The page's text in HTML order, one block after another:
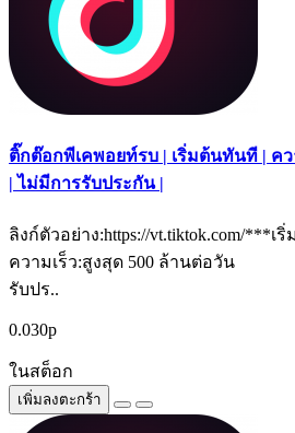
ติ๊กต๊อกพีเคพอยท์รบ | เริ่มต้นทันที | ค
| ไม่มีการรับประกัน |
ลิงก์ตัวอย่าง:https://vt.tiktok.com/***เ
ความเร็ว:สูงสุด 500 ล้านต่อวัน
รับปร..
0.030р
ในสต็อก
เพิ่มลงตะกร้า